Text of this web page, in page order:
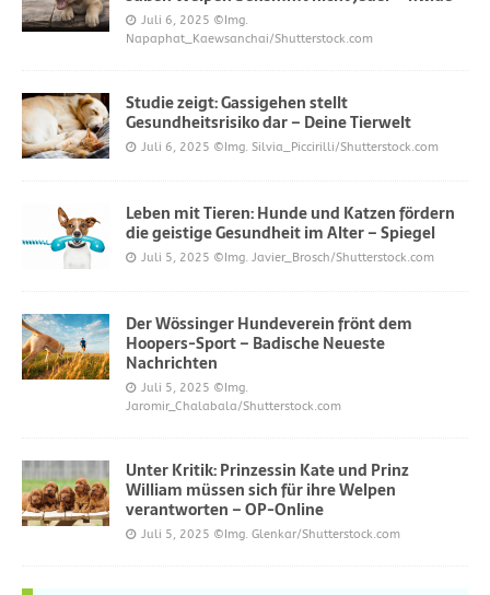
Juli 6, 2025 ©Img.
Napaphat_Kaewsanchai/Shutterstock.com
Studie zeigt: Gassigehen stellt
Gesundheitsrisiko dar – Deine Tierwelt
Juli 6, 2025 ©Img. Silvia_Piccirilli/Shutterstock.com
Leben mit Tieren: Hunde und Katzen fördern
die geistige Gesundheit im Alter – Spiegel
Juli 5, 2025 ©Img. Javier_Brosch/Shutterstock.com
Der Wössinger Hundeverein frönt dem
Hoopers-Sport – Badische Neueste
Nachrichten
Juli 5, 2025 ©Img.
Jaromir_Chalabala/Shutterstock.com
Unter Kritik: Prinzessin Kate und Prinz
William müssen sich für ihre Welpen
verantworten – OP-Online
Juli 5, 2025 ©Img. Glenkar/Shutterstock.com